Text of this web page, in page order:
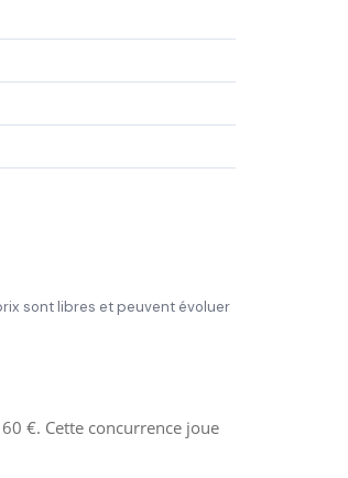
sont libres et peuvent évoluer
€. Cette concurrence joue